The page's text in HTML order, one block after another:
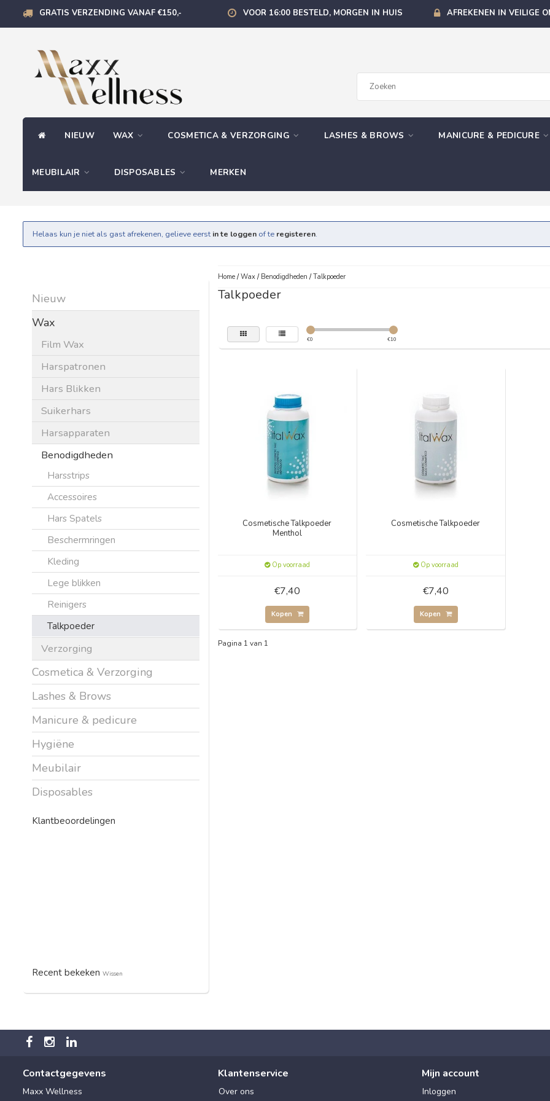
GRATIS VERZENDING VANAF €150,- VOOR 16:00 BESTELD, MORGEN IN HUIS AFREKENEN IN VEILIGE
NIEUW WAX COSMETICA & VERZORGING LASHES & BROWS MANICURE & PEDICURE
MEUBILAIR DISPOSABLES MERKEN
Helaas kun je niet als gast afrekenen, gelieve eerst in te loggen of te registeren.
Nieuw
Wax
Film Wax
Harspatronen
Hars Blikken
Suikerhars
Harsapparaten
Benodigdheden
Harsstrips
Accessoires
Hars Spatels
Beschermringen
Kleding
Lege blikken
Reinigers
Talkpoeder
Verzorging
Cosmetica & Verzorging
Lashes & Brows
Manicure & pedicure
Hygiëne
Meubilair
Disposables
Klantbeoordelingen
Recent bekeken Wissen
Home/Wax/ Benodigdheden /Talkpoeder
Talkpoeder
€0 €10
Cosmetische Talkpoeder
Menthol
Op voorraad
€7,40
Kopen
Cosmetische Talkpoeder
Op voorraad
€7,40
Kopen
Pagina 1 van 1
Contactgegevens
Maxx Wellness
Klantenservice
Over ons
Mijn account
Inloggen